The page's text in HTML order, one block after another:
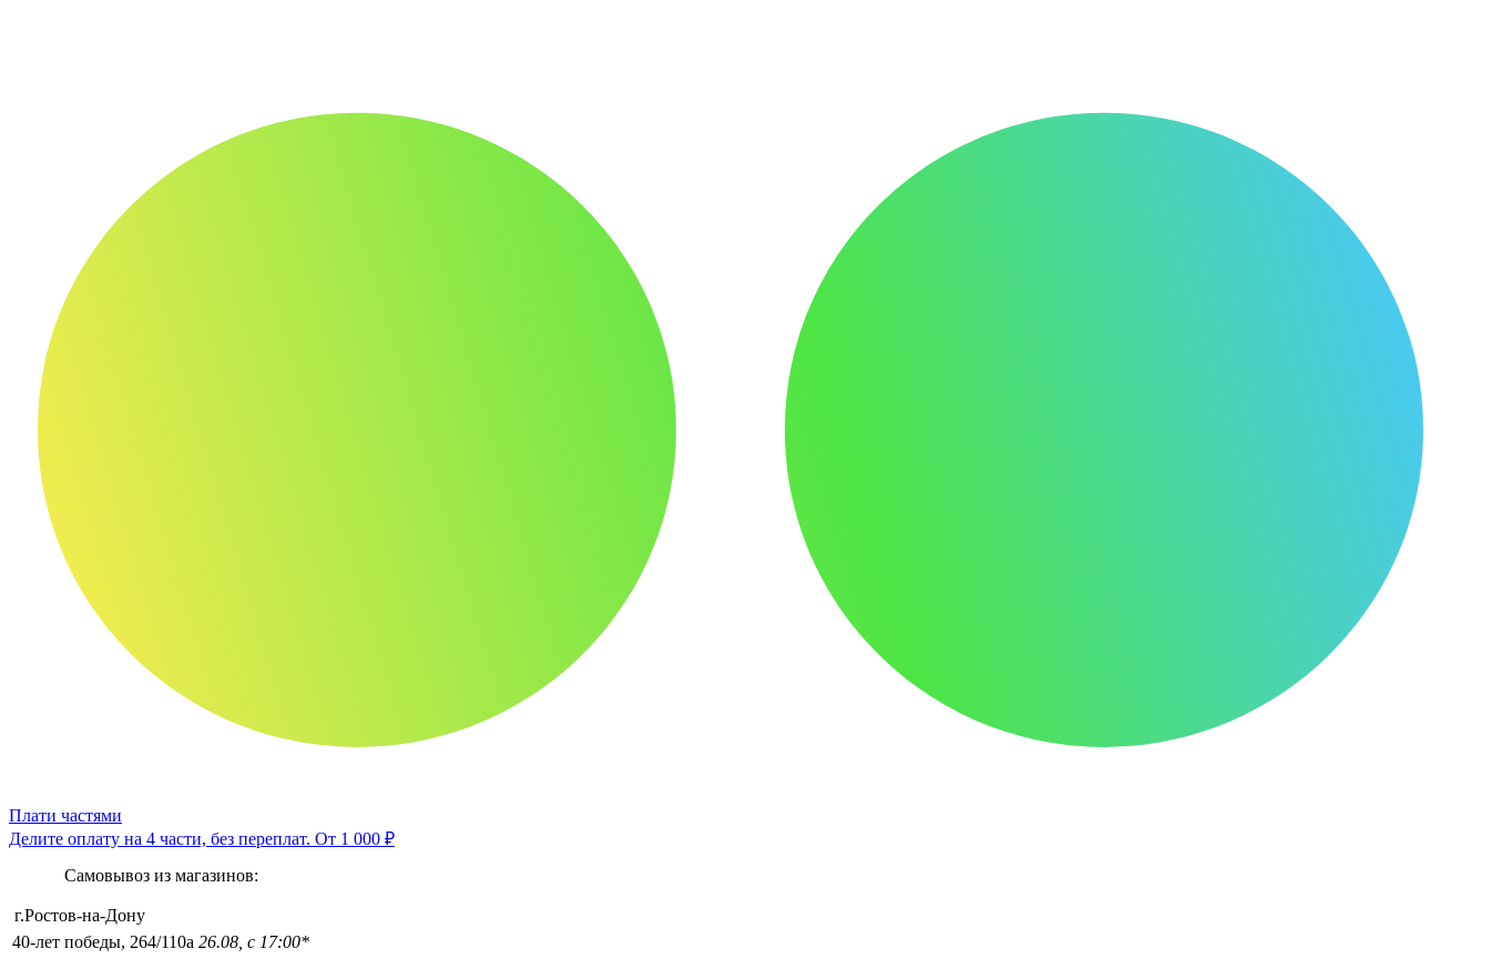
Плати частями
Делите оплату на 4 части, без переплат. От 1 000 ₽
Самовывоз из магазинов:
г.Ростов-на-Дону
40-лет победы, 264/110а 26.08, с 17:00*